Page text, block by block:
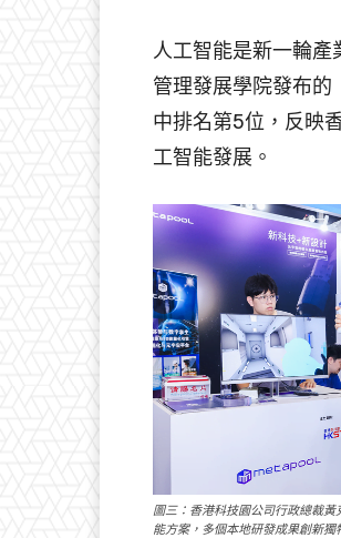
人工智能是新一輪
管理發展學院發布
中排名第5位，反映
工智能發展。
圖三：香港科技園公司行政總裁
能方案，多個本地研發成果創新獨